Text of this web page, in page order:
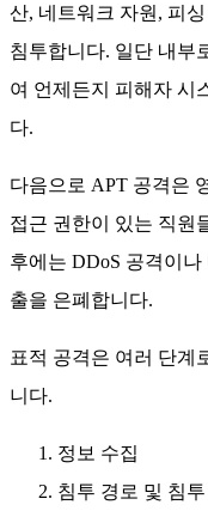
산, 네트워크 자원, 피
침투합니다. 일단 내부
여 언제든지 피해자 시
다.
다음으로 APT 공격은
접근 권한이 있는 직원
후에는 DDoS 공격이
출을 은폐합니다.
표적 공격은 여러 단계
니다.
정보 수집
침투 경로 및 침투